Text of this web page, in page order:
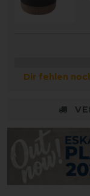
Dir fehlen